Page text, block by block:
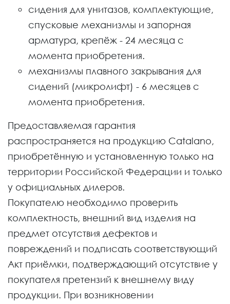
сидения для унитазов, комплектующие,
спусковые механизмы и запорная
арматура, крепёж - 24 месяца с
момента приобретения.
механизмы плавного закрывания для
сидений (микролифт) - 6 месяцев с
момента приобретения.
Предоставляемая гарантия
распространяется на продукцию Catalano,
приобретённую и установленную только на
территории Российской Федерации и только
у официальных дилеров.
Покупателю необходимо проверить
комплектность, внешний вид изделия на
предмет отсутствия дефектов и
повреждений и подписать соответствующий
Акт приёмки, подтверждающий отсутствие у
покупателя претензий к внешнему виду
продукции. При возникновении